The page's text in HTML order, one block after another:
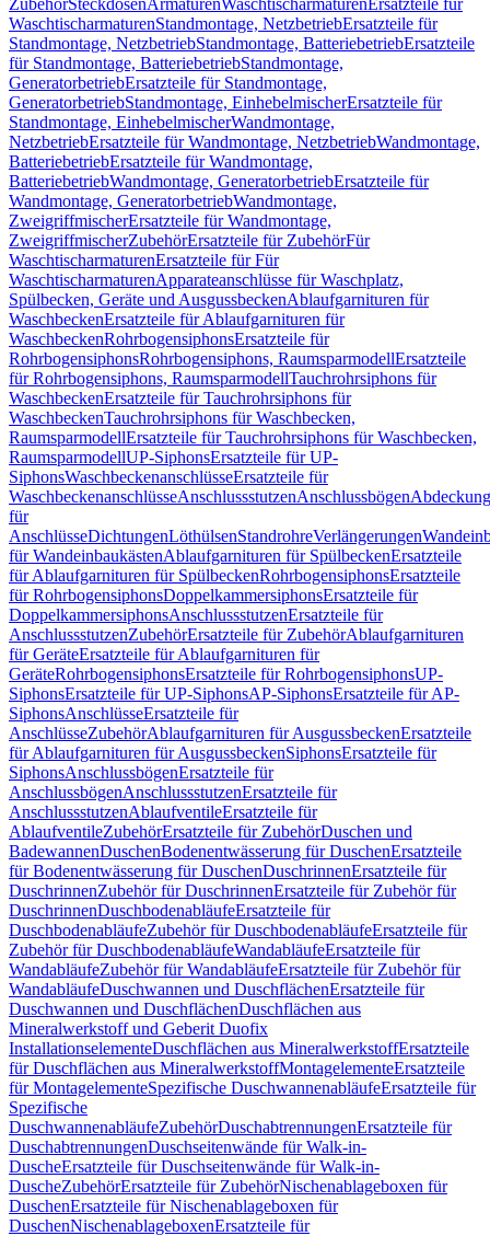
ZubehörSteckdosenArmaturenWaschtischarmaturen Ersatzteile für
WaschtischarmaturenStandmontage, NetzbetriebErsatzteile für
Standmontage, NetzbetriebStandmontage, BatteriebetriebErsatzteile
für Standmontage, BatteriebetriebStandmontage,
GeneratorbetriebErsatzteile für Standmontage,
GeneratorbetriebStandmontage, EinhebelmischerErsatzteile für
Standmontage, EinhebelmischerWandmontage,
NetzbetriebErsatzteile für Wandmontage, NetzbetriebWandmontage,
BatteriebetriebErsatzteile für Wandmontage,
BatteriebetriebWandmontage, GeneratorbetriebErsatzteile für
Wandmontage, GeneratorbetriebWandmontage,
ZweigriffmischerErsatzteile für Wandmontage,
ZweigriffmischerZubehörErsatzteile für ZubehörFür
WaschtischarmaturenErsatzteile für Für
WaschtischarmaturenApparateanschlüsse für Waschplatz,
Spülbecken, Geräte und AusgussbeckenAblaufgarnituren für
WaschbeckenErsatzteile für Ablaufgarnituren für
WaschbeckenRohrbogensiphonsErsatzteile für
RohrbogensiphonsRohrbogensiphons, RaumsparmodellErsatzteile
für Rohrbogensiphons, RaumsparmodellTauchrohrsiphons für
WaschbeckenErsatzteile für Tauchrohrsiphons für
WaschbeckenTauchrohrsiphons für Waschbecken,
RaumsparmodellErsatzteile für Tauchrohrsiphons für Waschbecken,
RaumsparmodellUP-SiphonsErsatzteile für UP-
SiphonsWaschbeckenanschlüsseErsatzteile für
WaschbeckenanschlüsseAnschlussstutzenAnschlussbögen
für
AnschlüsseDichtungenLöthülsenStandrohreVerlängerungen
für WandeinbaukästenAblaufgarnituren für SpülbeckenErsatzteile
für Ablaufgarnituren für SpülbeckenRohrbogensiphonsErsatzteile
für RohrbogensiphonsDoppelkammersiphonsErsatzteile für
DoppelkammersiphonsAnschlussstutzenErsatzteile für
AnschlussstutzenZubehörErsatzteile für ZubehörAblaufgarnituren
für GeräteErsatzteile für Ablaufgarnituren für
GeräteRohrbogensiphonsErsatzteile für RohrbogensiphonsUP-
SiphonsErsatzteile für UP-SiphonsAP-SiphonsErsatzteile für AP-
SiphonsAnschlüsseErsatzteile für
AnschlüsseZubehörAblaufgarnituren für AusgussbeckenErsatzteile
für Ablaufgarnituren für AusgussbeckenSiphonsErsatzteile für
SiphonsAnschlussbögenErsatzteile für
AnschlussbögenAnschlussstutzenErsatzteile für
AnschlussstutzenAblaufventileErsatzteile für
AblaufventileZubehörErsatzteile für ZubehörDuschen und
BadewannenDuschenBodenentwässerung für DuschenErsatzteile
für Bodenentwässerung für DuschenDuschrinnenErsatzteile für
DuschrinnenZubehör für DuschrinnenErsatzteile für Zubehör für
DuschrinnenDuschbodenabläufeErsatzteile für
DuschbodenabläufeZubehör für DuschbodenabläufeErsatzteile für
Zubehör für DuschbodenabläufeWandabläufeErsatzteile für
WandabläufeZubehör für WandabläufeErsatzteile für Zubehör für
WandabläufeDuschwannen und DuschflächenErsatzteile für
Duschwannen und DuschflächenDuschflächen aus
Mineralwerkstoff und Geberit Duofix
InstallationselementeDuschflächen aus MineralwerkstoffErsatzteile
für Duschflächen aus MineralwerkstoffMontagelementeErsatzteile
für MontagelementeSpezifische DuschwannenabläufeErsatzteile für
Spezifische
DuschwannenabläufeZubehörDuschabtrennungenErsatzteile für
DuschabtrennungenDuschseitenwände für Walk-in-
DuscheErsatzteile für Duschseitenwände für Walk-in-
DuscheZubehörErsatzteile für ZubehörNischenablageboxen für
DuschenErsatzteile für Nischenablageboxen für
DuschenNischenablageboxenErsatzteile für